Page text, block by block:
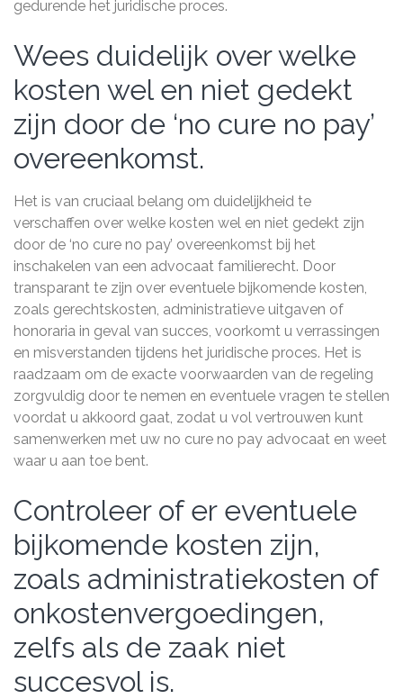
gedurende het juridische proces.
Wees duidelijk over welke
kosten wel en niet gedekt
zijn door de ‘no cure no pay’
overeenkomst.
Het is van cruciaal belang om duidelijkheid te
verschaffen over welke kosten wel en niet gedekt zijn
door de ‘no cure no pay’ overeenkomst bij het
inschakelen van een advocaat familierecht. Door
transparant te zijn over eventuele bijkomende kosten,
zoals gerechtskosten, administratieve uitgaven of
honoraria in geval van succes, voorkomt u verrassingen
en misverstanden tijdens het juridische proces. Het is
raadzaam om de exacte voorwaarden van de regeling
zorgvuldig door te nemen en eventuele vragen te stellen
voordat u akkoord gaat, zodat u vol vertrouwen kunt
samenwerken met uw no cure no pay advocaat en weet
waar u aan toe bent.
Controleer of er eventuele
bijkomende kosten zijn,
zoals administratiekosten of
onkostenvergoedingen,
zelfs als de zaak niet
succesvol is.